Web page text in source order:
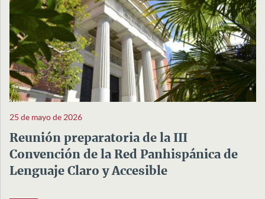
25 de mayo de 2026
Reunión preparatoria de la III
Convención de la Red Panhispánica de
Lenguaje Claro y Accesible